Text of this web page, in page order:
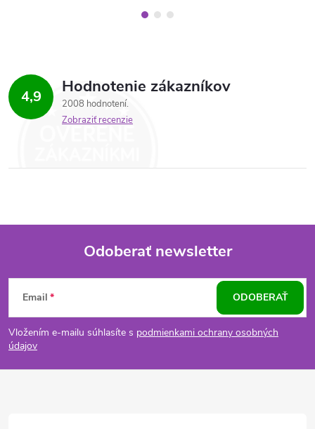
4,9 Hodnotenie zákazníkov
2008 hodnotení
Zobraziť recenzie
Z
á
p
Odoberať newsletter
Email
Vložením e-mailu súhlasíte s podmienkami ochrany osobných
údajov
ODOBERAŤ